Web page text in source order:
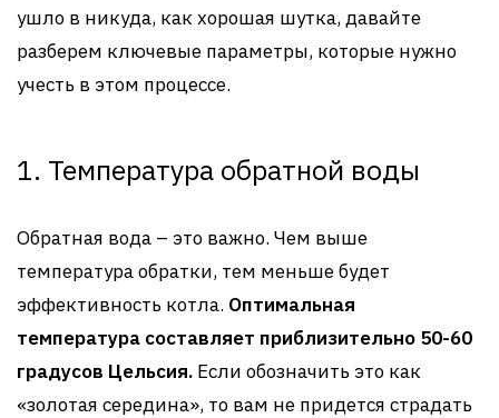
ушло в никуда, как хорошая шутка, давайте
разберем ключевые параметры, которые нужно
учесть в этом процессе.
1. Температура обратной воды
Обратная вода – это важно. Чем выше
температура обратки, тем меньше будет
эффективность котла. Оптимальная
температура составляет приблизительно 50-60
градусов Цельсия. Если обозначить это как
«золотая середина», то вам не придется страдать